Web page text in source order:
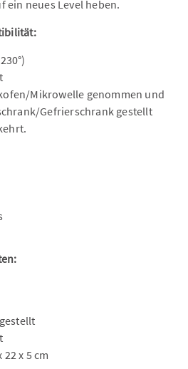
ein neues Level heben.
Mikrowelle genommen und
Gefrierschrank gestellt
x 5 cm